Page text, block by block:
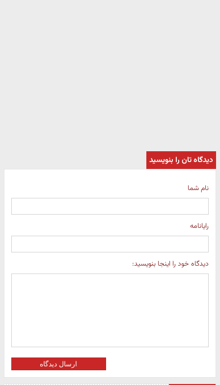
دیدگاه تان را بنویسید
نام شما
رایانامه
دیدگاه خود را اینجا بنویسید:
ارسال دیدگاه